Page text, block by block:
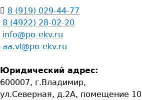
8 (919) 029-44-77
8 (4922) 28-02-20
info@po-ekv.ru
aa.vl@po-ekv.ru
Юридический адрес:
600007, г.Владимир,
ул.Cеверная, д.2А, помещение 10